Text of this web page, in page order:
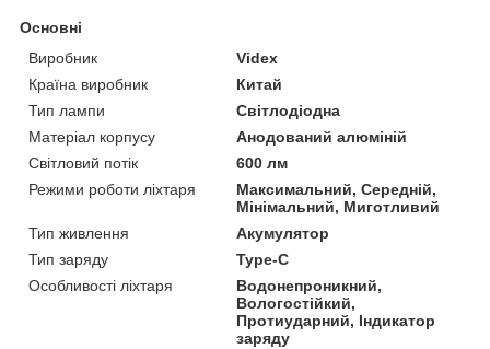
Основні
Виробник
Videx
Країна виробник
Китай
Тип лампи
Світлодіодна
Матеріал корпусу
Анодований алюміній
Світловий потік
600 лм
Режими роботи ліхтаря
Максимальний, Середній,
Мінімальний, Миготливий
Тип живлення
Акумулятор
Тип заряду
Type-C
Особливості ліхтаря
Водонепроникний,
Вологостійкий,
Протиударний, Індикатор
заряду